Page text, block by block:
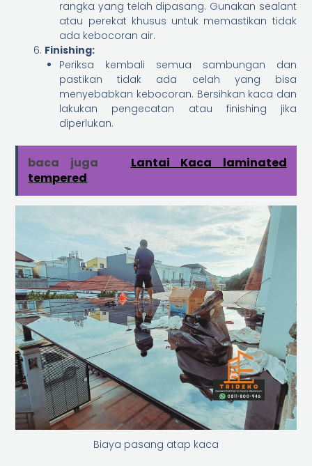
rangka yang telah dipasang. Gunakan sealant
atau perekat khusus untuk memastikan tidak
ada kebocoran air.
Finishing:
Periksa kembali semua sambungan dan
pastikan tidak ada celah yang bisa
menyebabkan kebocoran. Bersihkan kaca dan
lakukan pengecatan atau finishing jika
diperlukan.
baca juga
Lantai Kaca laminated
tempered
Biaya pasang atap kaca